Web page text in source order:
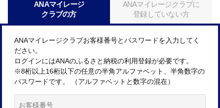
ANAマイレージ
クラブの方
ANAマイレージクラブに
登録していない方
ANAマイレージクラブお客様番号とパスワードを入力してく
ださい。
ログインにはANAのふるさと納税の利用登録が必要です。
※8桁以上16桁以下の任意の半角アルファベット、半角数字の
パスワードです。 （アルファベットと数字の混在）